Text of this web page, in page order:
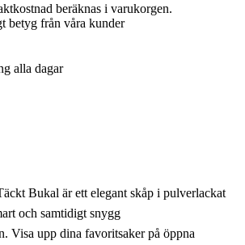
beräknas i varukorgen.
betyg från våra kunder
alla dagar
Bukal är ett elegant skåp i pulverlackat
och samtidigt snygg
Visa upp dina favoritsaker på öppna